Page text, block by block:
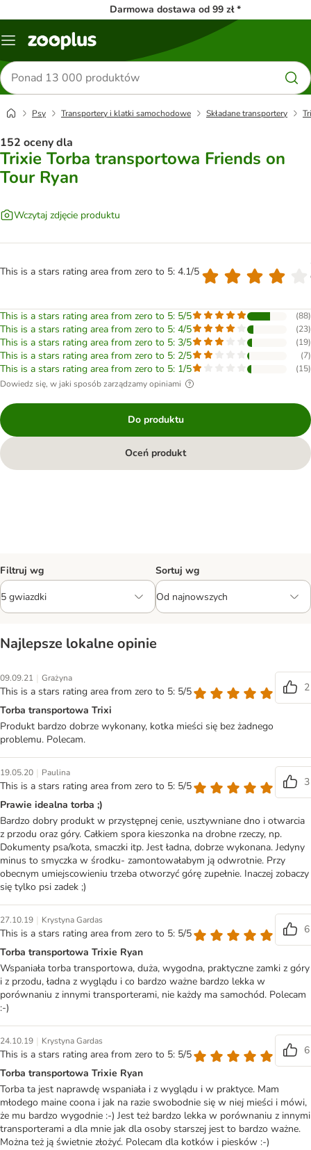
Darmowa dostawa od 99 zł *
Menu
Szukaj
produktów
Psy Transportery i klatki samochodowe Składane transportery
152 oceny dla
Trixie Torba transportowa Friends on
Tour Ryan
Wczytaj zdjęcie produktu
This is a stars rating area from zero to 5: 4.1/5
This is a stars rating area from zero to 5: 5/5 (88)
This is a stars rating area from zero to 5: 4/5 (23)
This is a stars rating area from zero to 5: 3/5 (19)
This is a stars rating area from zero to 5: 2/5 (7)
This is a stars rating area from zero to 5: 1/5 (15)
Dowiedz się, w jaki sposób zarządzamy opiniami
Do produktu
Oceń produkt
Filtruj wg Sortuj wg
Najlepsze lokalne opinie
09.09.21 | Grażyna
This is a stars rating area from zero to 5: 5/5
2
Torba transportowa Trixi
Produkt bardzo dobrze wykonany, kotka mieści się bez żadnego
problemu. Polecam.
19.05.20 | Paulina
This is a stars rating area from zero to 5: 5/5
3
Prawie idealna torba ;)
Bardzo dobry produkt w przystępnej cenie, usztywniane dno i otwarcia
z przodu oraz góry. Całkiem spora kieszonka na drobne rzeczy, np.
Dokumenty psa/kota, smaczki itp. Jest ładna, dobrze wykonana. Jedyny
minus to smyczka w środku- zamontowałabym ją odwrotnie. Przy
obecnym umiejscowieniu trzeba otworzyć górę zupełnie. Inaczej zobaczy
się tylko psi zadek ;)
27.10.19 | Krystyna Gardas
This is a stars rating area from zero to 5: 5/5
6
Torba transportowa Trixie Ryan
Wspaniała torba transportowa, duża, wygodna, praktyczne zamki z góry
i z przodu, ładna z wyglądu i co bardzo ważne bardzo lekka w
porównaniu z innymi transporterami, nie każdy ma samochód. Polecam
:-)
24.10.19 | Krystyna Gardas
This is a stars rating area from zero to 5: 5/5
6
Torba transportowa Trixie Ryan
Torba ta jest naprawdę wspaniała i z wyglądu i w praktyce. Mam
młodego maine coona i jak na razie swobodnie się w niej mieści i mówi,
że mu bardzo wygodnie :-) Jest też bardzo lekka w porównaniu z innymi
transporterami a dla mnie jak dla osoby starszej jest to bardzo ważne.
Można też ją świetnie złożyć. Polecam dla kotków i piesków :-)